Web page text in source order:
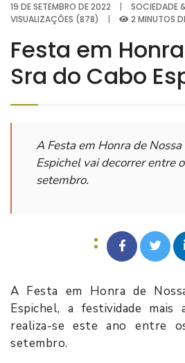
19 DE SETEMBRO DE 2022 | SOCIEDADE
VISUALIZAÇÕES (878)
| 2 MINUTOS
Festa em
Sra do Cabo
A Festa em Honra de Nossa
Espichel vai decorrer entre
setembro.
A Festa em Honra de
Espichel, a festividade mais
realiza-se este ano entre
setembro.